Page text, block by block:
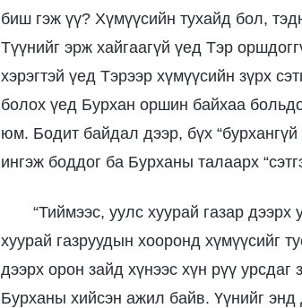
биш гэж үү? Хүмүүсийн тухайд бол,
Түүнийг эрж хайгаагүй үед Тэр
хэрэгтэй үед Тэрээр хүмүүсийн зүрх
болох үед Бурхан оршин байхаа
юм. Бодит байдал дээр, бүх “бурхангүй
ингэж боддог ба Бурханы талаарх
“Тиймээс, уулс хуурай газар
хуурай газруудын хооронд хүмүүсийг
дээрх орон зайд хүнээс хүн рүү урсдаг
Бурханы хийсэн ажил байв. Үүнийг